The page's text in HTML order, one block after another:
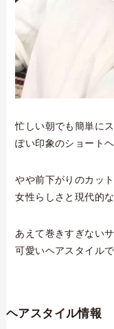
忙しい朝でも簡単に
ぽい印象のショートヘ
やや前下がりのカッ
女性らしさと現代的
あえて巻きすぎない
可愛いヘアスタイルで
ヘアスタイル情報